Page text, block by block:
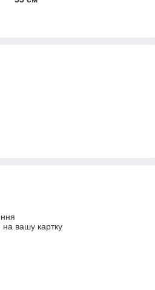
на вашу картку